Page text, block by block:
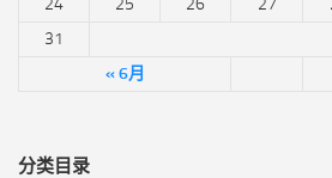
« 6月
24
25 26 27
31
分类目录